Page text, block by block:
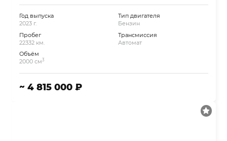
Год выпуска
2023 г.
Пробег
22332 км.
Объём
2000 см3
Тип двигателя
Бензин
Трансмиссия
Автомат
~ 4 815 000 ₽